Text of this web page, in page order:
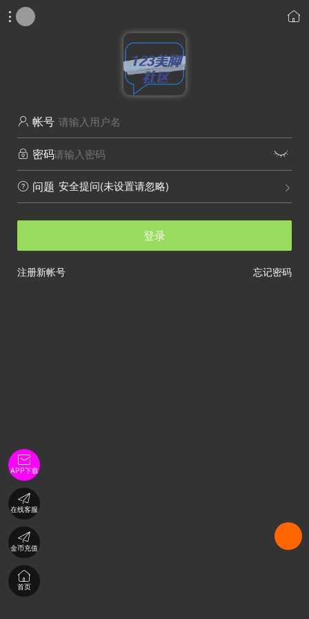
 
 帐号
 密码 
 问题 
安全提问(未设置请忽略)
登录
忘记密码
注册新帐号

APP下载

在线客服

金币充值

首页